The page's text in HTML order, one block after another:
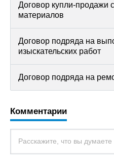
Договор купли-продажи
материалов
Договор подряда на
изыскательских работ
Договор подряда на
Комментарии